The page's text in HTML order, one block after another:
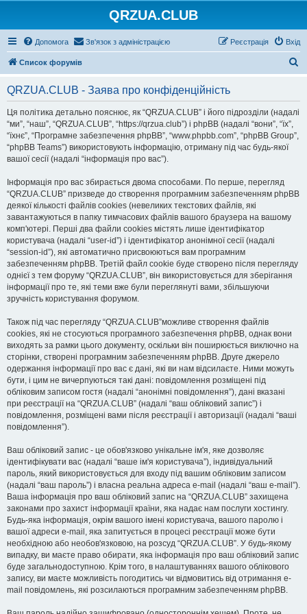
QRZUA.CLUB
Допомога Зв'язок з адміністрацією Вхід
Реєстрація
Список форумів
QRZUA.CLUB - Заява про конфіденційність
Ця політика детально пояснює, як “QRZUA.CLUB” і його підрозділи (надалі
“ми”, “наш”, “QRZUA.CLUB”, “https://qrzua.club”) і phpBB (надалі “вони”, “їх”,
“їхнє”, “Програмне забезпечення phpBB”, “www.phpbb.com”, “phpBB Group”,
“phpBB Teams”) використовують інформацію, отриману під час будь-якої
вашої сесії (надалі “інформація про вас”).
Інформація про вас збирається двома способами. По перше, перегляд
“QRZUA.CLUB” призведе до створення програмним забезпеченням phpBB
деякої кількості файлів cookies (невеликих текстових файлів, які
завантажуються в папку тимчасових файлів вашого браузера на вашому
комп'ютері. Перші два файли cookies містять лише ідентифікатор
користувача (надалі “user-id”) і ідентифікатор анонімної сесії (надалі
“session-id”), які автоматично присвоюються вам програмним
забезпеченням phpBB. Третій файл cookie буде створено після перегляду
однієї з тем форуму “QRZUA.CLUB”, він використовується для зберігання
інформації про те, які теми вже були переглянуті вами, збільшуючи
зручність користування форумом.
Також під час перегляду “QRZUA.CLUB”можливе створення файлів
cookies, які не стосуються програмного забезпечення phpBB, однак вони
виходять за рамки цього документу, оскільки він поширюється виключно на
сторінки, створені програмним забезпеченням phpBB. Друге джерело
одержання інформації про вас є дані, які ви нам відсилаєте. Ними можуть
бути, і цим не вичерпуються такі дані: повідомлення розміщені під
обліковим записом гостя (надалі “анонімні повідомлення”), дані вказані
при реєстрації на “QRZUA.CLUB” (надалі “ваш обліковий запис”) і
повідомлення, розміщені вами після реєстрації і авторизації (надалі “ваші
повідомлення”).
Ваш обліковий запис - це обов'язково унікальне ім'я, яке дозволяє
ідентифікувати вас (надалі “ваше ім'я користувача”), індивідуальний
пароль, який використовується для входу під вашим обліковим записом
(надалі “ваш пароль”) і власна реальна адреса e-mail (надалі “ваш e-mail”).
Ваша інформація про ваш обліковий запис на “QRZUA.CLUB” захищена
законами про захист інформації країни, яка надає нам послуги хостингу.
Будь-яка інформація, окрім вашого імені користувача, вашого паролю і
вашої адреси e-mail, яка запитується в процесі реєстрації може бути
необхідною або необов'язковою, на розсуд “QRZUA.CLUB”. У будь-якому
випадку, ви маєте право обирати, яка інформація про ваш обліковий запис
буде загальнодоступною. Крім того, в налаштуваннях вашого облікового
запису, ви маєте можливість погодитись чи відмовитись від отримання e-
mail повідомлень, які розсилаються програмним забезпеченням phpBB.